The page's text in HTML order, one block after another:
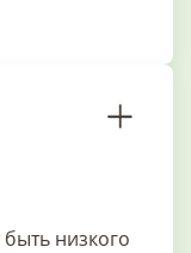
низкого